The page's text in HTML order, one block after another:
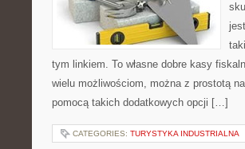
tym linkiem. To własne dobre kasy
wielu możliwościom, można z prostotą
pomocą takich dodatkowych opcji […]
CATEGORIES: TURYSTYKA INDUSTRIALNA